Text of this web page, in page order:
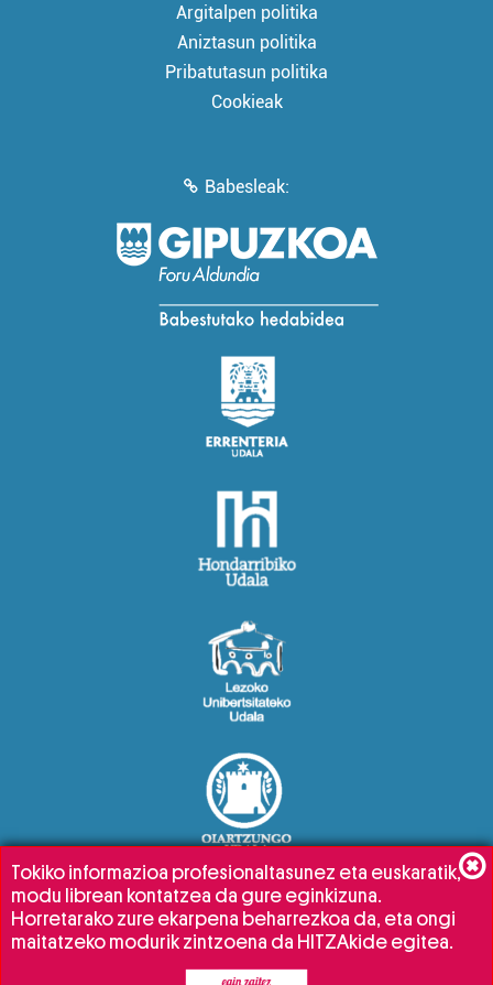
Argitalpen politika
Aniztasun politika
Pribatutasun politika
Cookieak
Babesleak:
Tokiko informazioa profesionaltasunez eta euskaratik,
modu librean kontatzea da gure eginkizuna.
Horretarako zure ekarpena beharrezkoa da, eta ongi
maitatzeko modurik zintzoena da HITZAkide egitea.